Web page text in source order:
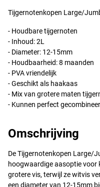
Tijgernotenkopen Large/
- Houdbare tijgernoten
- Inhoud: 2L
- Diameter: 12-15mm
- Houdbaarheid: 8 maanden
- PVAvriendelijk
- Geschikt als haakaas
- Mix van grotere maten
- Kunnen perfect
Omschrijving
De Tijgernotenkopen Large/
hoogwaardige aasoptie voor
grotere vis, terwijl ze witvis
een diameter van 12-15mm